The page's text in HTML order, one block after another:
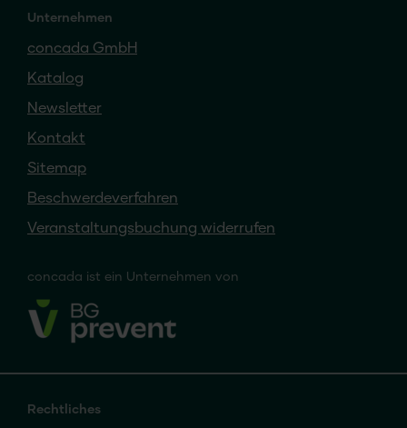
Unternehmen
concada GmbH
Katalog
Newsletter
Kontakt
Sitemap
Beschwerdeverfahren
Veranstaltungsbuchung widerrufen
concada ist ein Unternehmen von
Rechtliches